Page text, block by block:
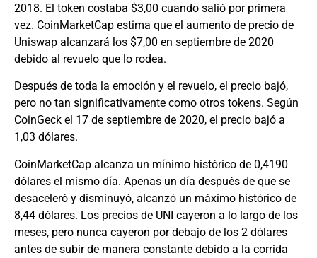
2018. El token costaba $3,00 cuando salió por primera
vez. CoinMarketCap estima que el aumento de precio de
Uniswap alcanzará los $7,00 en septiembre de 2020
debido al revuelo que lo rodea.
Después de toda la emoción y el revuelo, el precio bajó,
pero no tan significativamente como otros tokens. Según
CoinGeck el 17 de septiembre de 2020, el precio bajó a
1,03 dólares.
CoinMarketCap alcanza un mínimo histórico de 0,4190
dólares el mismo día. Apenas un día después de que se
desaceleró y disminuyó, alcanzó un máximo histórico de
8,44 dólares. Los precios de UNI cayeron a lo largo de los
meses, pero nunca cayeron por debajo de los 2 dólares
antes de subir de manera constante debido a la corrida